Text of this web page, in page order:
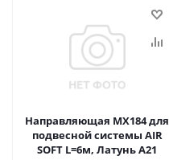
Направляющая MX184 для
подвесной системы AIR
SOFT L=6м, Латунь А21